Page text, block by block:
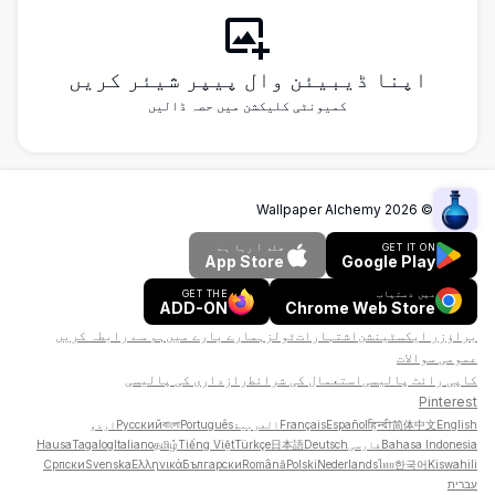
اپنا ڈیبیئن وال پیپر شیئر کریں
کمیونٹی کلیکشن میں حصہ ڈالیں
©
2026
Wallpaper Alchemy
GET IT ON
Google Play
جلد آ رہا ہے
App Store
میں دستیاب
Chrome Web Store
GET THE
ADD-ON
براؤزر ایکسٹینشن اشتہاراتٹولز ہمارے بارے میں ہم سے رابطہ کریں
عمومی سوالات
کاپی رائٹ پالیسی استعمال کی شرائط رازداری کی پالیسی
Pinterest
English
简体中文
हिन्दी
Español
Français العربيةPortuguês
বাংলা
Русский اردو
Bahasa Indonesia فارسی Deutsch
日本語
Türkçe
Tiếng Việt
தமிழ்
Italiano
Tagalog
Hausa
Kiswahili
한국어
ไทย
Nederlands
Polski
Română
Български
Ελληνικά
Svenska
Српски
עברית